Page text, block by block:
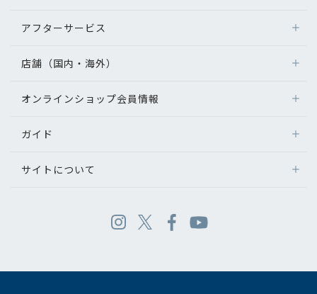
アフターサービス
店舗（国内・海外）
オンラインショップ会員情報
ガイド
サイトについて